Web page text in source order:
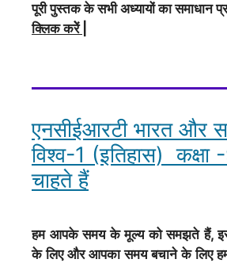
पूरी पुस्तक के सभी अध्यायों का समाधान
क्लिक करेें
एनसीईआरटी भारत और
विश्व-1 (इतिहास) कक्षा
चाहते हैं
हम आपके समय के मूल्य को समझते हैं,
के लिए और आपका समय बचाने के लिए